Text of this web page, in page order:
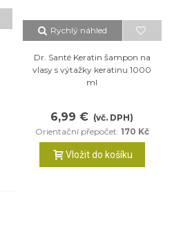
Rychlý náhled
Dr. Santé Keratin šampon na
vlasy s výtažky keratinu 1000
ml
6,99 € (vč. DPH)
Orientační přepočet: 170 Kč
Vložit do košíku